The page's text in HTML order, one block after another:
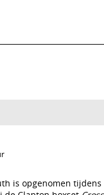
is opgenomen tijdens